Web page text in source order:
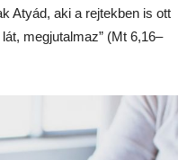
Atyád, aki a rejtekben is ott
megjutalmaz” (Mt 6,16–